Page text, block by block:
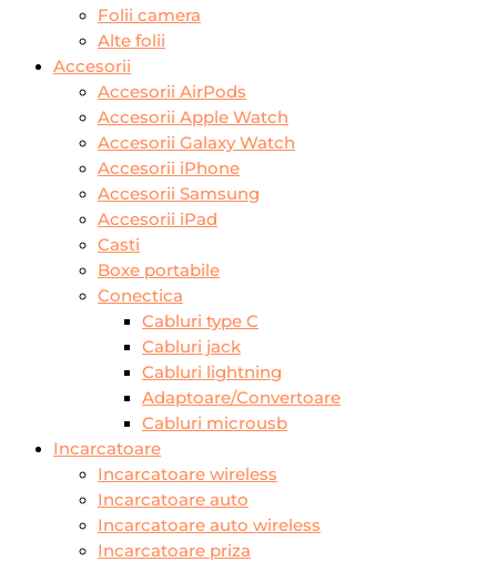
Folii camera
Alte folii
Accesorii
Accesorii AirPods
Accesorii Apple Watch
Accesorii Galaxy Watch
Accesorii iPhone
Accesorii Samsung
Accesorii iPad
Casti
Boxe portabile
Conectica
Cabluri type C
Cabluri jack
Cabluri lightning
Adaptoare/Convertoare
Cabluri microusb
Incarcatoare
Incarcatoare wireless
Incarcatoare auto
Incarcatoare auto wireless
Incarcatoare priza